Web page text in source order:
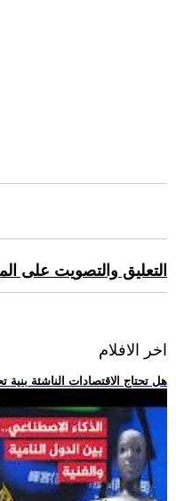
التعليق والتصويت على
اخر الافلام
.. هل تحتاج الاقتصادات الناشئة